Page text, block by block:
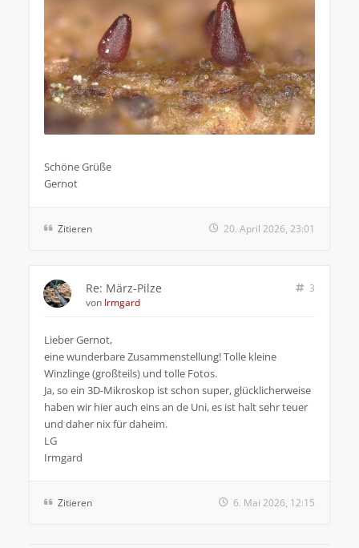
Schöne Grüße
Gernot
Zitieren 20. April 2026, 23:01
Re: März-Pilze
3
von Irmgard
Lieber Gernot,
eine wunderbare Zusammenstellung! Tolle kleine
Winzlinge (großteils) und tolle Fotos.
Ja, so ein 3D-Mikroskop ist schon super, glücklicherweise
haben wir hier auch eins an de Uni, es ist halt sehr teuer
und daher nix für daheim.
LG
Irmgard
Zitieren 6. Mai 2026, 12:15